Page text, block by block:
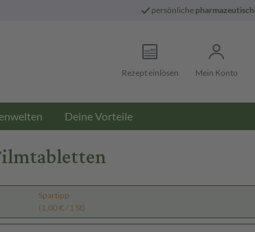
persönliche
Rezept einlösen Mein Konto
Deine Vorteile
Spartipp
(1,00 € / 1 St)